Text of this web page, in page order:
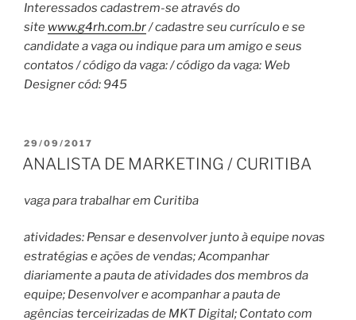
Interessados cadastrem-se através do
site www.g4rh.com.br/ cadastre seu currículo e se
candidate a vaga ou indique para um amigo e seus
contatos / código da vaga: / código da vaga: Web
Designer cód: 945
PUBLICADO
EM
29/09/2017
ANALISTA DE MARKETING / CURITIBA
vaga para trabalhar em Curitiba
atividades: Pensar e desenvolver junto à equipe novas
estratégias e ações de vendas; Acompanhar
diariamente a pauta de atividades dos membros da
equipe; Desenvolver e acompanhar a pauta de
agências terceirizadas de MKT Digital; Contato com